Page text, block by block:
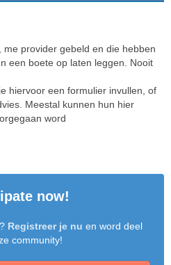
provider gebeld en die hebben
een boete op laten leggen. Nooit
hiervoor een formulier invullen, of
Meestal kunnen hun hier
word
now!
Registreer je nu en word deel
community!